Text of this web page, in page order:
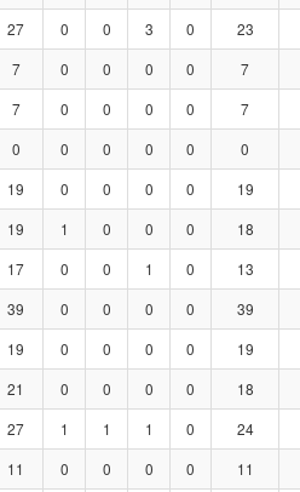
27 0 0 3 0 23
7 0 0 0 0 7
7 0 0 0 0 7
0 0 0 0 0 0
19 0 0 0 0 19
19 1 0 0 0 18
17 0 0 1 0 13
39 0 0 0 0 39
19 0 0 0 0 19
21 0 0 0 0 18
27 1 1 1 0 24
11 0 0 0 0 11